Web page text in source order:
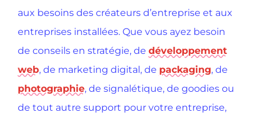
aux besoins des créateurs d’entreprise et aux
entreprises installées. Que vous ayez besoin
de conseils en stratégie, de développement
web, de marketing digital, de packaging, de
photographie, de signalétique, de goodies ou
de tout autre support pour votre entreprise,